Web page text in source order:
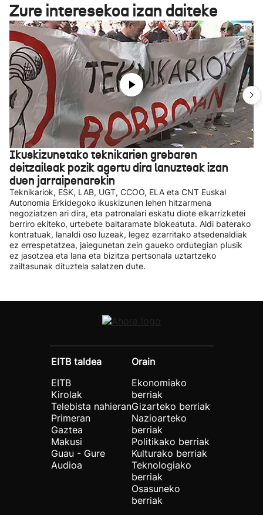
Zure interesekoa izan daiteke
Ikuskizunetako teknikarien grebaren
deitzaileak pozik agertu dira lanuzteak izan
duen jarraipenarekin
Teknikariok, ESK, LAB, UGT, CCOO, ELA eta CNT Euskal
Autonomia Erkidegoko ikuskizunen lehen hitzarmena
negoziatzen ari dira, eta patronalari eskatu diote elkarrizketei
berriro ekiteko, urtebete baitaramate blokeatuta. Aldi baterako
kontratuak, lanaldi oso luzeak, legez ezarritako atsedenaldiak
ez errespetatzea, jaiegunetan zein gaueko ordutegian plusik
ez jasotzea eta lana eta bizitza pertsonala uztartzeko
zailtasunak dituztela salatzen dute.
EITB taldea
EITB
Kirolak
Telebista nahieran
Primeran
Gaztea
Makusi
Guau - Gure
Audioa
Orain
Ekonomiako
berriak
Gizarteko berriak
Nazioarteko
berriak
Politikako berriak
Kulturako berriak
Teknologiako
berriak
Osasuneko
berriak